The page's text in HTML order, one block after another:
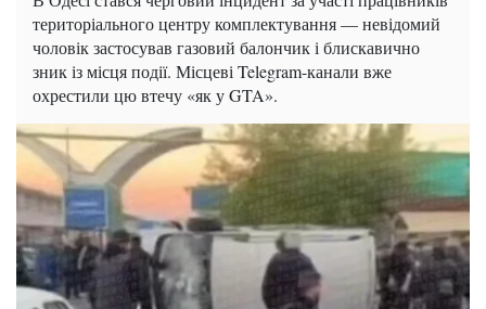
територіального центру комплектування — невідомий
чоловік застосував газовий балончик і блискавично
зник із місця події. Місцеві Telegram-канали вже
охрестили цю втечу «як у GTA».